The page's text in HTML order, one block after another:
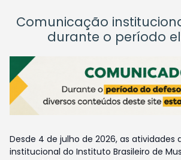
Comunicação
durante o período
Desde 4 de julho de 2026, as
institucional do Instituto Brasileiro de